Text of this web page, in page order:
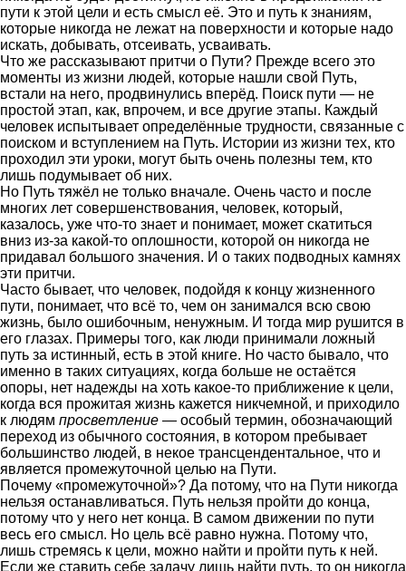
пути к этой цели и есть смысл её. Это и путь к знаниям,
которые никогда не лежат на поверхности и которые надо
искать, добывать, отсеивать, усваивать.
Что же рассказывают притчи о Пути? Прежде всего это
моменты из жизни людей, которые нашли свой Путь,
встали на него, продвинулись вперёд. Поиск пути — не
простой этап, как, впрочем, и все другие этапы. Каждый
человек испытывает определённые трудности, связанные с
поиском и вступлением на Путь. Истории из жизни тех, кто
проходил эти уроки, могут быть очень полезны тем, кто
лишь подумывает об них.
Но Путь тяжёл не только вначале. Очень часто и после
многих лет совершенствования, человек, который,
казалось, уже что-то знает и понимает, может скатиться
вниз из-за какой-то оплошности, которой он никогда не
придавал большого значения. И о таких подводных камнях
эти притчи.
Часто бывает, что человек, подойдя к концу жизненного
пути, понимает, что всё то, чем он занимался всю свою
жизнь, было ошибочным, ненужным. И тогда мир рушится в
его глазах. Примеры того, как люди принимали ложный
путь за истинный, есть в этой книге. Но часто бывало, что
именно в таких ситуациях, когда больше не остаётся
опоры, нет надежды на хоть какое-то приближение к цели,
когда вся прожитая жизнь кажется никчемной, и приходило
к людям просветление — особый термин, обозначающий
переход из обычного состояния, в котором пребывает
большинство людей, в некое трансцендентальное, что и
является промежуточной целью на Пути.
Почему «промежуточной»? Да потому, что на Пути никогда
нельзя останавливаться. Путь нельзя пройти до конца,
потому что у него нет конца. В самом движении по пути
весь его смысл. Но цель всё равно нужна. Потому что,
лишь стремясь к цели, можно найти и пройти путь к ней.
Если же ставить себе задачу лишь найти путь, то он никогда